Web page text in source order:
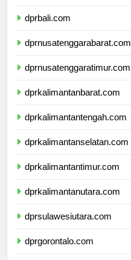
dprbali.com
dprnusatenggarabarat.com
dprnusatenggaratimur.com
dprkalimantanbarat.com
dprkalimantantengah.com
dprkalimantanselatan.com
dprkalimantantimur.com
dprkalimantanutara.com
dprsulawesiutara.com
dprgorontalo.com